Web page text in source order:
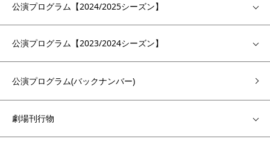
公演プログラム【2024/2025シーズン】
公演プログラム【2023/2024シーズン】
公演プログラム(バックナンバー)
劇場刊行物